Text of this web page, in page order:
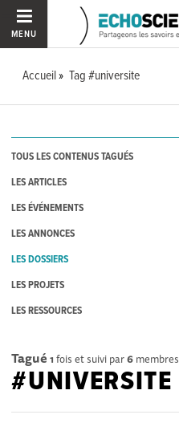
MENU
Accueil Tag #universite
TOUS LES CONTENUS TAGUÉS
LES ARTICLES
LES ÉVÉNEMENTS
LES ANNONCES
LES DOSSIERS
LES PROJETS
LES RESSOURCES
Tagué 1 fois et suivi par6 membres
#UNIVERSITE